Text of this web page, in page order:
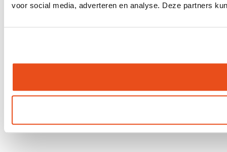
voor social media, adverteren en analyse. Deze partners